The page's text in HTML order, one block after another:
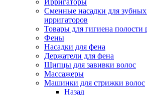
Ирригаторы
Сменные насадки для
ирригаторов
Товары для гигиена полости
Фены
Насадки для фена
Держатели для фена
Щипцы для завивки волос
Массажеры
Машинки для стрижки волос
Назад